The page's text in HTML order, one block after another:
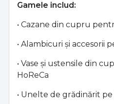
Gamele includ:
• Cazane din cupru
• Alambicuri și accesorii
• Vase și ustensile din
HoReCa
• Unelte de grădinărit